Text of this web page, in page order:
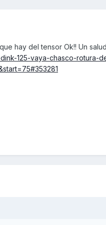
hay del tensor Ok!! Un
125-vaya-chasco-